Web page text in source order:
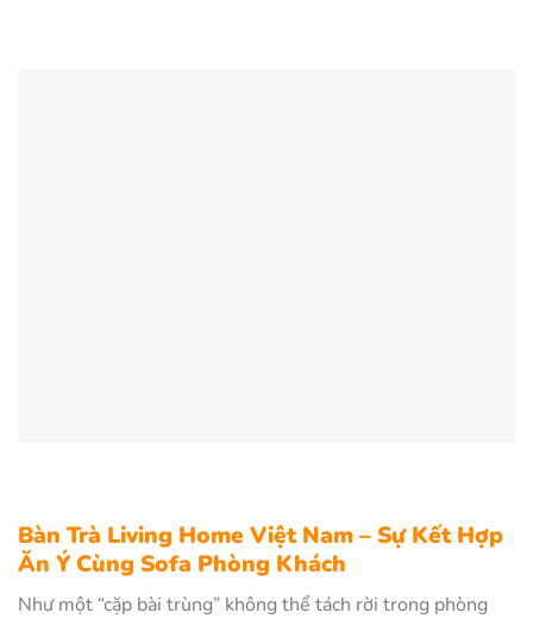
Bàn Trà Living Home Việt Nam – Sự Kết Hợp
Ăn Ý Cùng Sofa Phòng Khách
Như một “cặp bài trùng” không thể tách rời trong phòng